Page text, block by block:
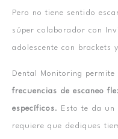
Pero no tiene sentido
súper colaborador con
adolescente con brackets
Dental Monitoring
frecuencias de escaneo
específicos. Esto te da un
requiere que dediques